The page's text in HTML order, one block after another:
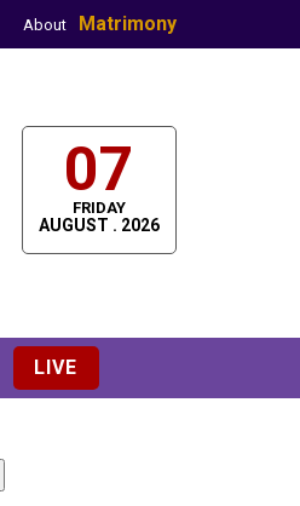
About Matrimony
07
FRIDAY
AUGUST . 2026
LIVE